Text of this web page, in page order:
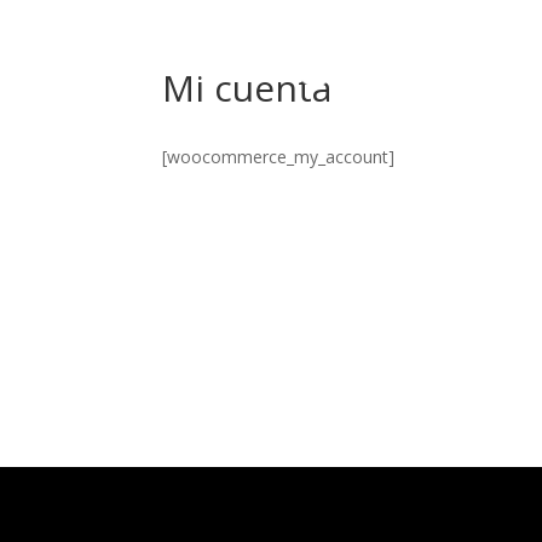
Mi cuenta
[woocommerce_my_account]